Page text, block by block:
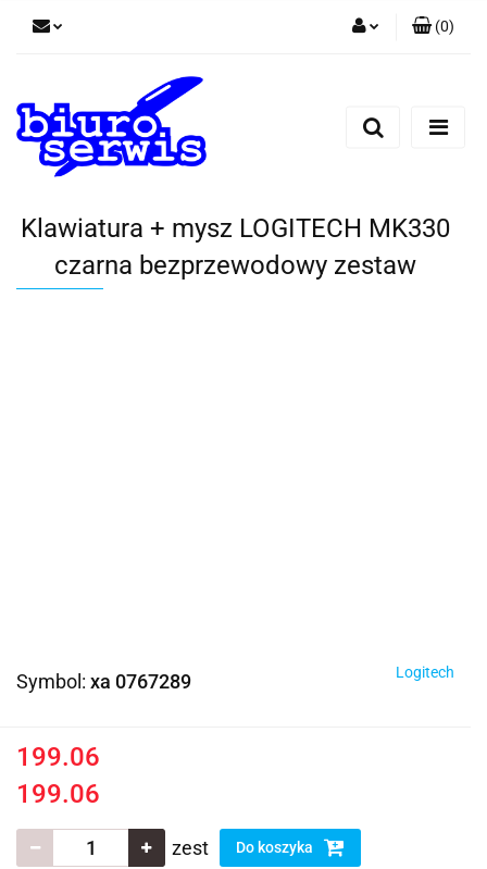
Zarejestruj się
(0)
Klawiatura + mysz LOGITECH MK330
czarna bezprzewodowy zestaw
Symbol: xa 0767289 Logitech
199.06
199.06
zest Do koszyka